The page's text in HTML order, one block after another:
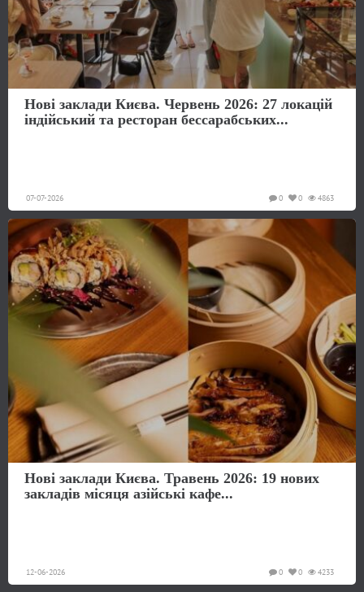
Нові заклади Києва. Червень 2026: 27 локацій
індійський та ресторан бессарабських...
07-07-2026 4863
0
0
Нові заклади Києва. Травень 2026: 19 нових
закладів місяця азійські кафе...
12-06-2026 4233
0
0